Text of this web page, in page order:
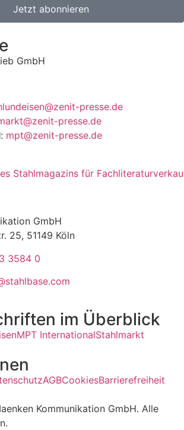
Jetzt abonnieren
GmbH
presse.de
presse.de
: mpt@zenit-presse.de
GmbH
25, 51149 Köln
3584 0
im Überblick
MPT InternationalStahlmarkt
AGBCookiesBarrierefreiheit
Kommunikation GmbH. Alle